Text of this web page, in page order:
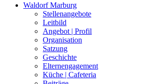
Waldorf Marburg
Stellenangebote
Leitbild
Angebot | Profil
Organisation
Satzung
Geschichte
Elternengagement
Küche | Cafeteria